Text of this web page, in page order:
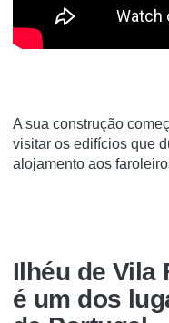
A sua construção
visitar os edifícios que
alojamento aos
Ilhéu de Vila
é um dos